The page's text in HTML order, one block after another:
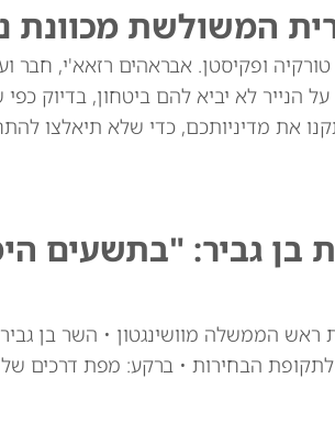
המשולשת מכוונת
ופקיסטן. אבראהים רזאא'י, חבר
לא יביא להם ביטחון, בדיוק
את מדיניותכם, כדי שלא תיאלצו
בן גביר: "בתשעים
הממשלה מוושינגטון • השר בן
הבחירות • ברקע: מפת דרכים